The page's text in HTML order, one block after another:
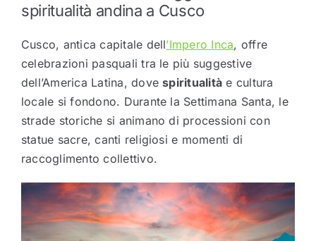
spiritualità andina a Cusco
Cusco, antica capitale dell’Impero Inca, offre
celebrazioni pasquali tra le più suggestive
dell’America Latina, dovespiritualità e cultura
locale si fondono. Durante la Settimana Santa, le
strade storiche si animano di processioni con
statue sacre, canti religiosi e momenti di
raccoglimento collettivo.